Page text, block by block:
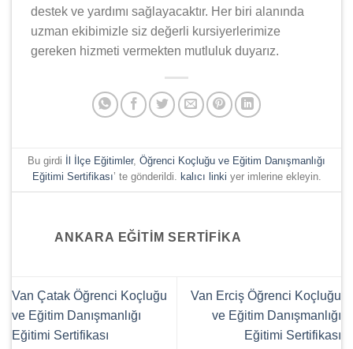
destek ve yardımı sağlayacaktır. Her biri alanında
uzman ekibimizle siz değerli kursiyerlerimize
gereken hizmeti vermekten mutluluk duyarız.
Bu girdi İl İlçe Eğitimler, Öğrenci Koçluğu ve Eğitim Danışmanlığı
Eğitimi Sertifikası’ te gönderildi. kalıcı linki yer imlerine ekleyin.
ANKARA EĞITIM SERTIFIKA
Van Çatak Öğrenci Koçluğu
ve Eğitim Danışmanlığı
Eğitimi Sertifikası
Van Erciş Öğrenci Koçluğu
ve Eğitim Danışmanlığı
Eğitimi Sertifikası